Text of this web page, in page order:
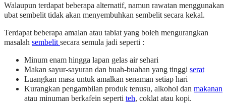
Walaupun terdapat beberapa alternatif, namun rawatan menggunakan
ubat sembelit tidak akan menyembuhkan sembelit secara kekal.
Terdapat beberapa amalan atau tabiat yang boleh mengurangkan
masalah sembelitsecara semula jadi seperti :
Minum enam hingga lapan gelas air sehari
Makan sayur-sayuran dan buah-buahan yang tinggi serat
Luangkan masa untuk amalkan senaman setiap hari
Kurangkan pengambilan produk tenusu, alkohol dan makanan
atau minuman berkafein seperti teh, coklat atau kopi.